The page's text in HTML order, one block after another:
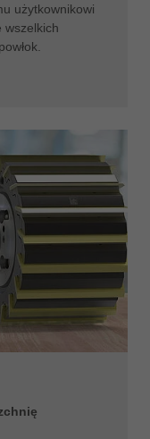
użytkownikowi
wszelkich